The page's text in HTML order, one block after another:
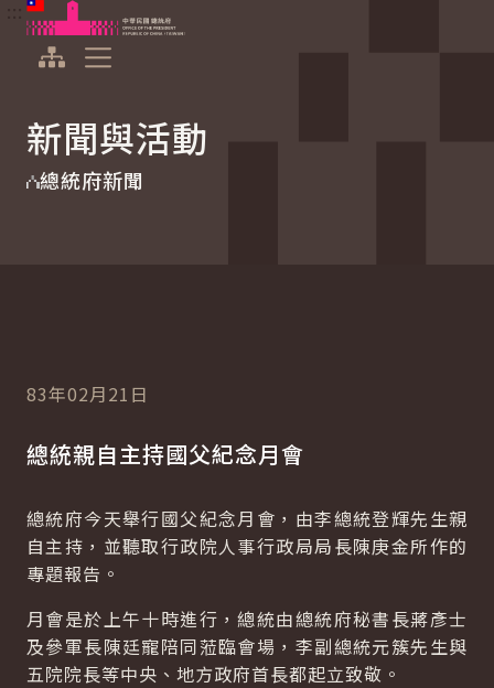
跳到主要內容
中華民國總統府
新聞與活動
總統府新聞
83年02月21日
總統親自主持國父紀念月會
總統府今天舉行國父紀念月會，由李總統登輝先生親
自主持，並聽取行政院人事行政局局長陳庚金所作的
專題報告。
月會是於上午十時進行，總統由總統府秘書長蔣彥士
及參軍長陳廷寵陪同蒞臨會場，李副總統元簇先生與
五院院長等中央、地方政府首長都起立致敬。